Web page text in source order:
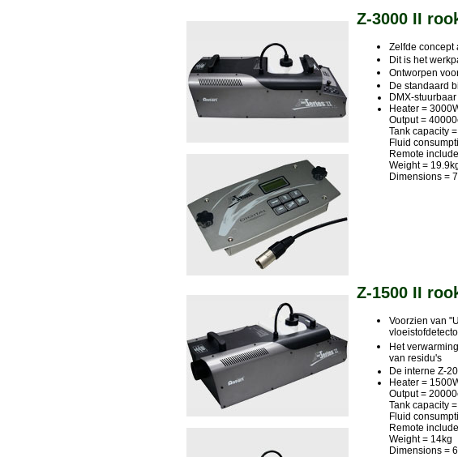
Z-3000 II
Zelfde concept
Dit is het
Ontworpen
De standaard
DMX-stuurbaar
Heater =
Output =
Tank capacity
Fluid
Remote
Weight =
Dimensions =
Z-1500 II
Voorzien van
Het
van residu's
De interne Z-
Heater =
Output =
Tank capacity
Fluid
Remote
Weight = 14kg
Dimensions =